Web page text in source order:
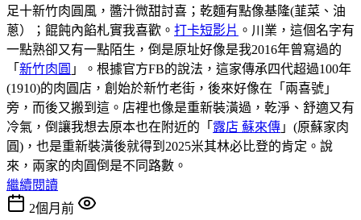
足十新竹肉圓風，醬汁微甜討喜；乾麵有點像基隆(韮菜、油
蔥）；餛飩內餡札實我喜歡。 打卡短影片 。川業，這個名字有
一點熟卻又有一點陌生，倒是原址好像是我2016年曾寫過的
「 新竹肉圓 」。根據官方FB的說法，這家傳承四代超過100年
(1910)的肉圓店，創始於新竹老街，後來好像在「兩喜號」
旁，而後又搬到這。店裡也像是重新裝潢過，乾淨、舒適又有
冷氣，倒讓我想去原本也在附近的「 露店 蘇來傳 」(原蘇家肉
圓)，也是重新裝潢後就得到2025米其林必比登的肯定。說
來，兩家的肉圓倒是不同路數。
繼續閱讀
2個月前